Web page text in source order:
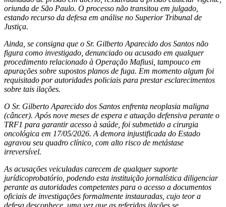
oriunda de São Paulo. O processo não transitou em julgado,
estando recurso da defesa em análise no Superior Tribunal de
Justiça.
Ainda, se consigna que o Sr. Gilberto Aparecido dos Santos não
figura como investigado, denunciado ou acusado em qualquer
procedimento relacionado à Operação Mafiusi, tampouco em
apurações sobre supostos planos de fuga. Em momento algum foi
requisitado por autoridades policiais para prestar esclarecimentos
sobre tais ilações.
O Sr. Gilberto Aparecido dos Santos enfrenta neoplasia maligna
(câncer). Após nove meses de espera e atuação defensiva perante o
TRF1 para garantir acesso à saúde, foi submetido a cirurgia
oncológica em 17/05/2026. A demora injustificada do Estado
agravou seu quadro clínico, com alto risco de metástase
irreversível.
As acusações veiculadas carecem de qualquer suporte
jurídicoprobatório, podendo esta instituição jornalística diligenciar
perante as autoridades competentes para o acesso a documentos
oficiais de investigações formalmente instauradas, cujo teor a